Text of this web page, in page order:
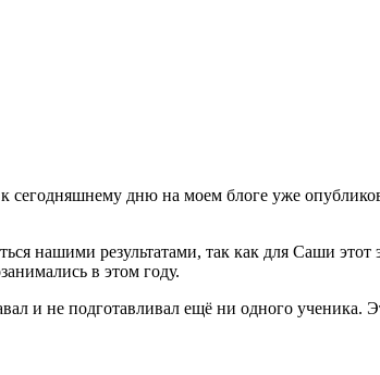
сегодняшнему дню на моем блоге уже
нашими результатами, так как для Саши
в этом году.
и не подготавливал ещё ни одного ученика.